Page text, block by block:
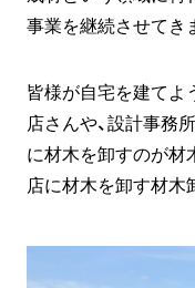
事業を継続させてき
皆様が自宅を建てよ
店さんや、設計事務
に材木を卸すのが材
店に材木を卸す材木